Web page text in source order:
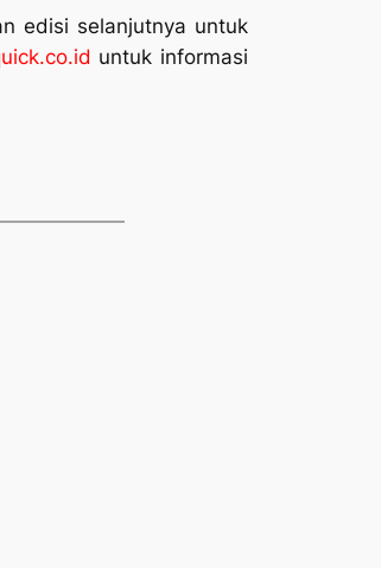
edisi selanjutnya untuk
untuk informasi